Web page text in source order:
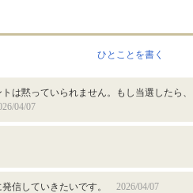
ひとことを書く
は黙っていられません。もし当選したら、
04/07
発信していきたいです。 2026/04/07